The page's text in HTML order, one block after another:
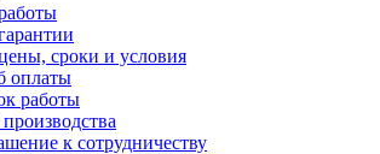
сроки и условия
оплаты
работы
к сотрудничеству